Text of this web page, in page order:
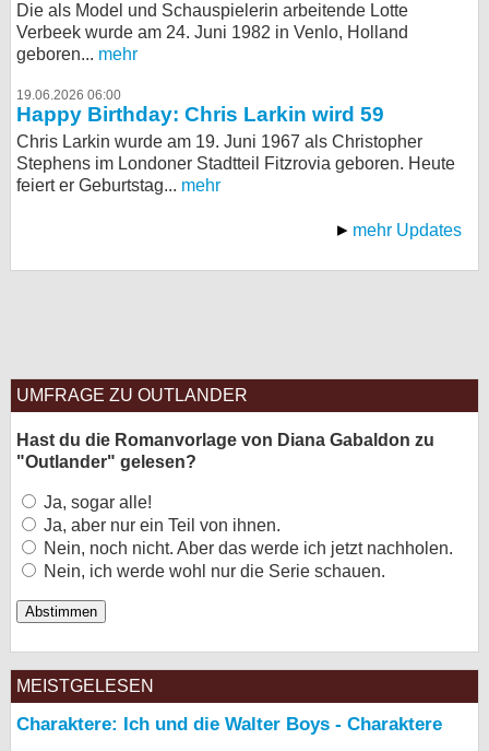
Die als Model und Schauspielerin arbeitende Lotte
Verbeek wurde am 24. Juni 1982 in Venlo, Holland
geboren... mehr
19.06.2026 06:00
Happy Birthday: Chris Larkin wird 59
Chris Larkin wurde am 19. Juni 1967 als Christopher
Stephens im Londoner Stadtteil Fitzrovia geboren. Heute
feiert er Geburtstag... mehr
mehr Updates
UMFRAGE ZU OUTLANDER
Hast du die Romanvorlage von Diana Gabaldon zu
"Outlander" gelesen?
Ja, sogar alle!
Ja, aber nur ein Teil von ihnen.
Nein, noch nicht. Aber das werde ich jetzt nachholen.
Nein, ich werde wohl nur die Serie schauen.
MEISTGELESEN
Charaktere: Ich und die Walter Boys - Charaktere